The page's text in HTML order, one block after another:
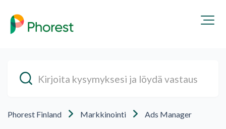
Phorest Finland Markkinointi Ads Manager